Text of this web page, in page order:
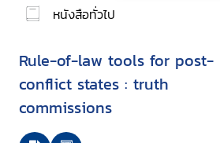
หนังสือทั่วไป
Rule-of-law tools for post-
conflict states : truth
commissions